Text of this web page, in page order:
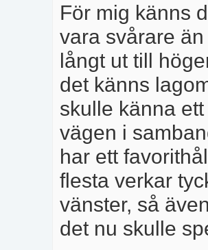
För mig känns
vara svårare
långt ut till
det känns
skulle känna
vägen i
har ett
flesta verkar
vänster, så
det nu skulle